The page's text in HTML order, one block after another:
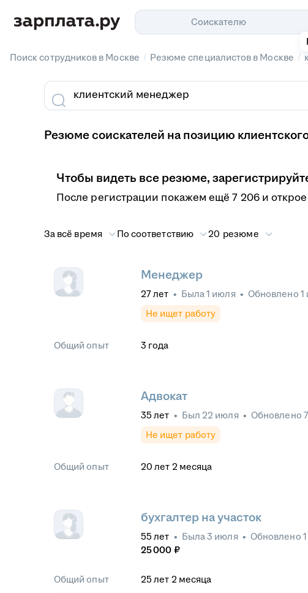
Соискателю
Поиск сотрудников в Москве / Резюме специалистов в Москве /
Резюме соискателей на позицию
Чтобы видеть все резюме,
После регистрации покажем ещё 7 206 и
За всё время По соответствию 20 резюме
Менеджер
27лет • Была1 июля • Обновлено 1
Не ищет работу
Общий опыт 3 года
Адвокат
35 лет • Был 22 июля • Обновлено
Не ищет работу
Общий опыт 20 лет 2 месяца
бухгалтер на участок
55 лет • Была3 июля • Обновлено
25 000 ₽
Общий опыт 25 лет 2 месяца